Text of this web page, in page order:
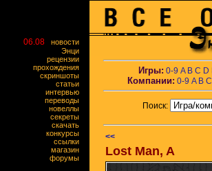
06.08
новости
Энци
рецензии
прохождения
скриншоты
статьи
интервью
переводы
новеллы
секреты
скачать
конкурсы
ссылки
магазин
форумы
Игры: 0-9 A B C D
Компании: 0-9 A B C
Поиск:
<<
Lost Man, A